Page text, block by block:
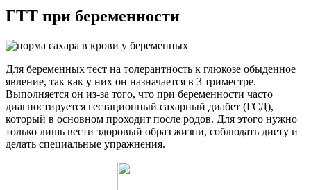
ГТТ при беременности
Для беременных тест на толерантность к глюкозе обыденное
явление, так как у них он назначается в 3 триместре.
Выполняется он из-за того, что при беременности часто
диагностируется гестационный сахарный диабет (ГСД),
который в основном проходит после родов. Для этого нужно
только лишь вести здоровый образ жизни, соблюдать диету и
делать специальные упражнения.